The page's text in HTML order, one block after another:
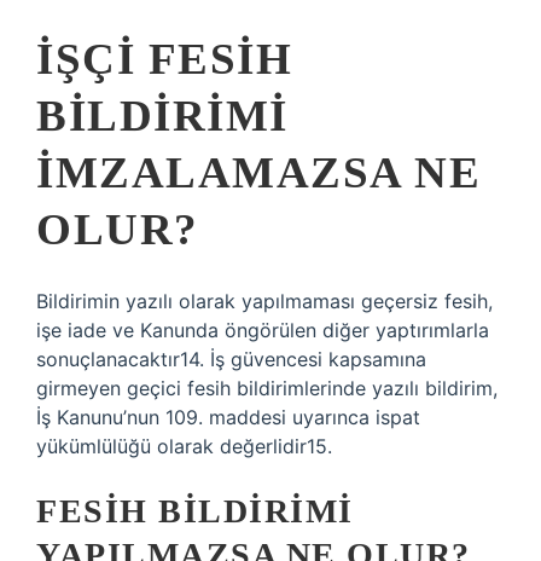
İŞÇI FESIH
BILDIRIMI
IMZALAMAZSA NE
OLUR?
Bildirimin yazılı olarak yapılmaması geçersiz fesih,
işe iade ve Kanunda öngörülen diğer yaptırımlarla
sonuçlanacaktır14. İş güvencesi kapsamına
girmeyen geçici fesih bildirimlerinde yazılı bildirim,
İş Kanunu’nun 109. maddesi uyarınca ispat
yükümlülüğü olarak değerlidir15.
FESIH BILDIRIMI